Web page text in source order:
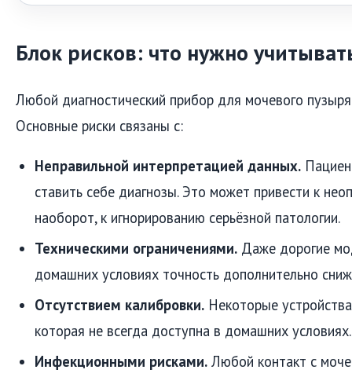
Блок рисков: что нужно
Любой диагностический прибор для мочевого
Основные риски связаны с:
Неправильной интерпретацией данных.
ставить себе диагнозы. Это может привести к
наоборот, к игнорированию серьёзной патологии.
Техническими ограничениями. Даже дорогие
домашних условиях точность дополнительно
Отсутствием калибровки. Некоторые
которая не всегда доступна в домашних условиях.
Инфекционными рисками. Любой контакт с